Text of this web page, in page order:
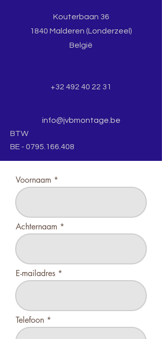
Kouterbaan 36
1840 Malderen (Londerzeel)
België
+32 492 40 22 31
info@jvbmontage.be
BTW
BE - 0795.166.408
Voornaam
Achternaam
E-mailadres
Telefoon